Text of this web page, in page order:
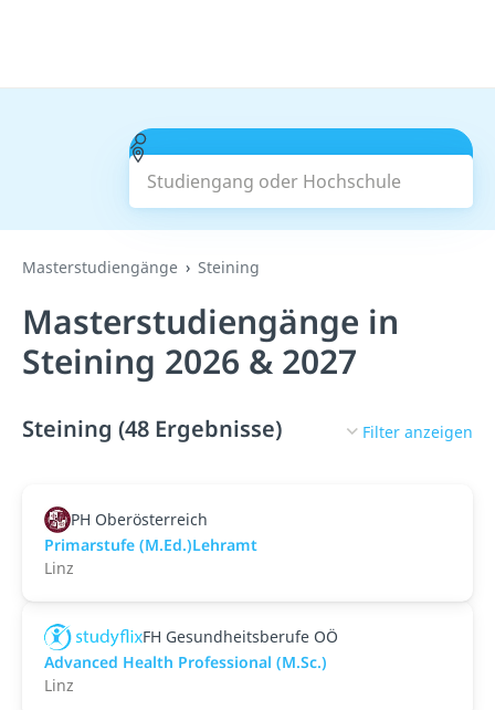
Studiengang oder Hochschule
Suchen
Masterstudiengänge Steining
Masterstudiengänge in
Steining 2026 & 2027
Steining (48 Ergebnisse) Filter anzeigen
PH Oberösterreich
Primarstufe (M.Ed.)Lehramt
Linz
FH Gesundheitsberufe OÖ
Advanced Health Professional (M.Sc.)
Linz